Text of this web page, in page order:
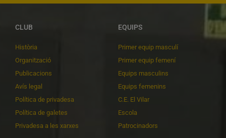
CLUB
Història
Organització
Publicacions
Avís legal
Política de privadesa
Política de galetes
Privadesa a les xarxes
EQUIPS
Primer equip masculí
Primer equip femení
Equips masculins
Equips femenins
C.E. El Vilar
Escola
Patrocinadors